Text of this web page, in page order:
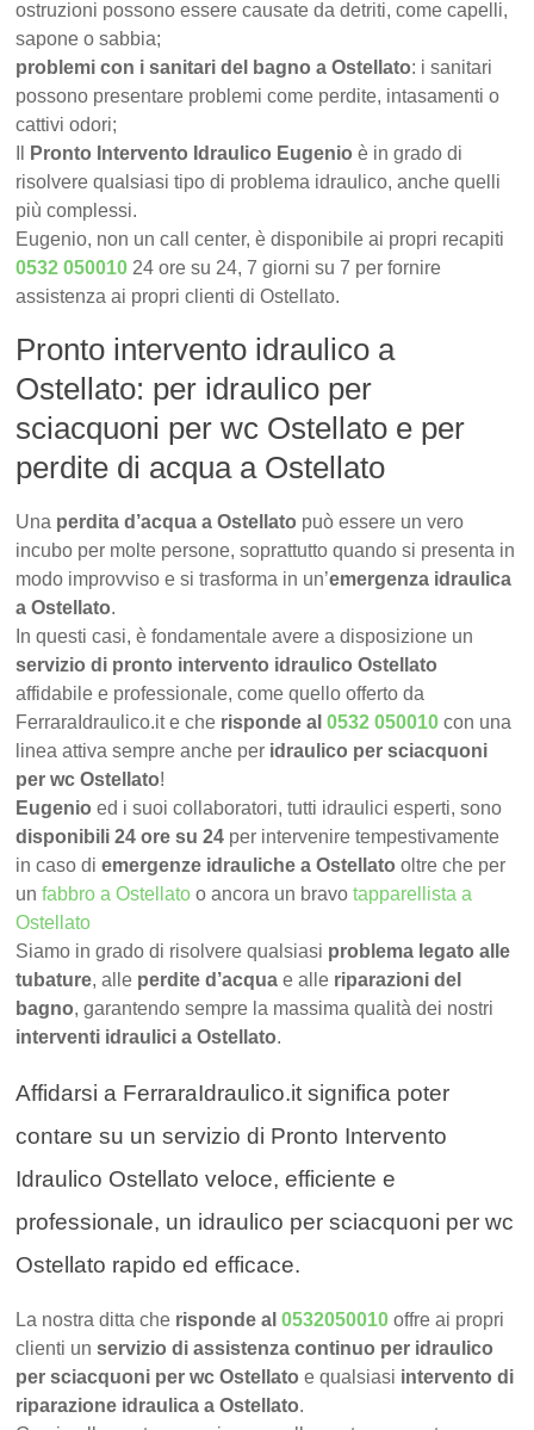
ostruzioni possono essere causate da detriti, come capelli,
sapone o sabbia;
problemi con i sanitari del bagno a Ostellato: i sanitari
possono presentare problemi come perdite, intasamenti o
cattivi odori;
Pronto Intervento Idraulico Eugenio è in grado di
risolvere qualsiasi tipo di problema idraulico, anche quelli
più complessi.
Eugenio, non un call center, è disponibile ai propri recapiti
0532 050010 24 ore su 24, 7 giorni su 7 per fornire
assistenza ai propri clienti di Ostellato.
Pronto intervento idraulico a
Ostellato: per idraulico per
sciacquoni per wc Ostellato e per
perdite di acqua a Ostellato
Una perdita d’acqua a Ostellato può essere un vero
incubo per molte persone, soprattutto quando si presenta in
modo improvviso e si trasforma in un’emergenza idraulica
a Ostellato.
In questi casi, è fondamentale avere a disposizione un
servizio di pronto intervento idraulico Ostellato
affidabile e professionale, come quello offerto da
FerraraIdraulico.it e che risponde al0532 050010 con una
linea attiva sempre anche per idraulico per sciacquoni
per wc Ostellato!
Eugenio ed i suoi collaboratori, tutti idraulici esperti, sono
disponibili 24 ore su 24 per intervenire tempestivamente
in caso diemergenze idrauliche a Ostellatooltre che per
unfabbro a Ostellato o ancora un bravotapparellista a
Ostellato
Siamo in grado di risolvere qualsiasi problema legato alle
tubature, alle perdite d’acqua e alle riparazioni del
bagno, garantendo sempre la massima qualità dei nostri
interventi idraulici a Ostellato.
Affidarsi a FerraraIdraulico.it significa poter
contare su un servizio di Pronto Intervento
Idraulico Ostellato veloce, efficiente e
professionale, un idraulico per sciacquoni per wc
Ostellato rapido ed efficace.
La nostra ditta che risponde al0532050010 offre ai propri
clienti unservizio di assistenza continuo per idraulico
per sciacquoni per wc Ostellato e qualsiasi intervento di
riparazione idraulica a Ostellato.